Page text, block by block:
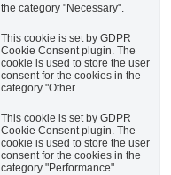
the category "Necessary".
This cookie is set by GDPR
Cookie Consent plugin. The
cookie is used to store the user
consent for the cookies in the
category "Other.
This cookie is set by GDPR
Cookie Consent plugin. The
cookie is used to store the user
consent for the cookies in the
category "Performance".